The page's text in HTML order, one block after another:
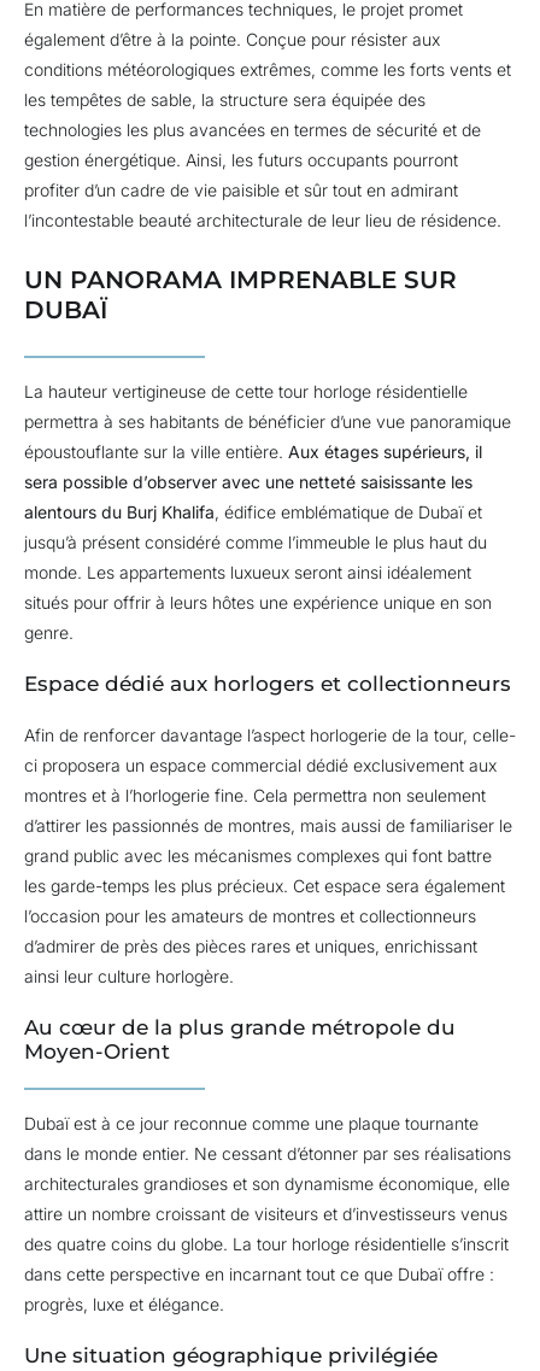
En matière de performances techniques, le projet promet
également d’être à la pointe. Conçue pour résister aux
conditions météorologiques extrêmes, comme les forts vents et
les tempêtes de sable, la structure sera équipée des
technologies les plus avancées en termes de sécurité et de
gestion énergétique. Ainsi, les futurs occupants pourront
profiter d’un cadre de vie paisible et sûr tout en admirant
l’incontestable beauté architecturale de leur lieu de résidence.
UN PANORAMA IMPRENABLE SUR
DUBAÏ
La hauteur vertigineuse de cette tour horloge résidentielle
permettra à ses habitants de bénéficier d’une vue panoramique
époustouflante sur la ville entière. Aux étages supérieurs, il
sera possible d’observer avec une netteté saisissante les
alentours du Burj Khalifa, édifice emblématique de Dubaï et
jusqu’à présent considéré comme l’immeuble le plus haut du
monde. Les appartements luxueux seront ainsi idéalement
situés pour offrir à leurs hôtes une expérience unique en son
genre.
Espace dédié aux horlogers et collectionneurs
Afin de renforcer davantage l’aspect horlogerie de la tour, celle-
ci proposera un espace commercial dédié exclusivement aux
montres et à l’horlogerie fine. Cela permettra non seulement
d’attirer les passionnés de montres, mais aussi de familiariser le
grand public avec les mécanismes complexes qui font battre
les garde-temps les plus précieux. Cet espace sera également
l’occasion pour les amateurs de montres et collectionneurs
d’admirer de près des pièces rares et uniques, enrichissant
ainsi leur culture horlogère.
Au cœur de la plus grande métropole du
Moyen-Orient
Dubaï est à ce jour reconnue comme une plaque tournante
dans le monde entier. Ne cessant d’étonner par ses réalisations
architecturales grandioses et son dynamisme économique, elle
attire un nombre croissant de visiteurs et d’investisseurs venus
des quatre coins du globe. La tour horloge résidentielle s’inscrit
dans cette perspective en incarnant tout ce que Dubaï offre :
progrès, luxe et élégance.
Une situation géographique privilégiée